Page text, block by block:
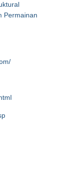
Permainan